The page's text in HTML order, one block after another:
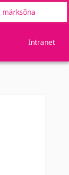
Intranet